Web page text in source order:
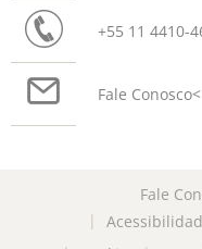
+55 11 4410-
Fale Conosco<
Fale